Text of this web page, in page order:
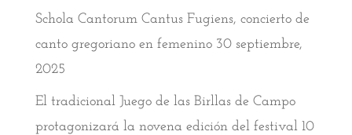
Schola Cantorum Cantus Fugiens, concierto de
canto gregoriano en femenino 30 septiembre,
2025
El tradicional Juego de las Birllas de Campo
protagonizará la novena edición del festival 10